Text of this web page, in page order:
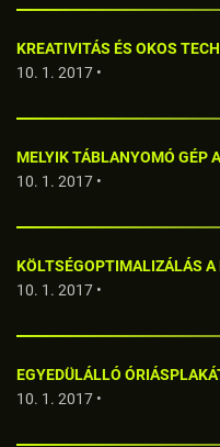
KREATIVITÁS ÉS OKOS
10. 1. 2017 •
MELYIK TÁBLANYOMÓ GÉP
10. 1. 2017 •
KÖLTSÉGOPTIMALIZÁLÁS A
10. 1. 2017 •
EGYEDÜLÁLLÓ
10. 1. 2017 •